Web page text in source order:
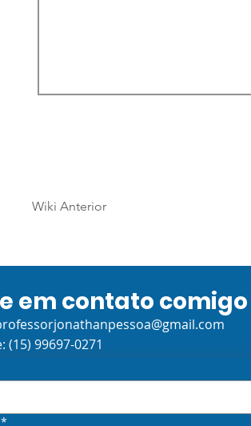
Wiki Anterior
em contato comigo
(15) 99697-0271
*